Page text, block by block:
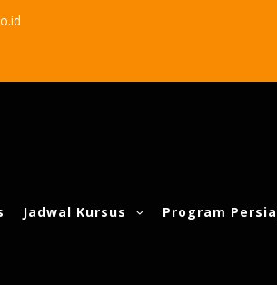
Jadwal Kursus Program